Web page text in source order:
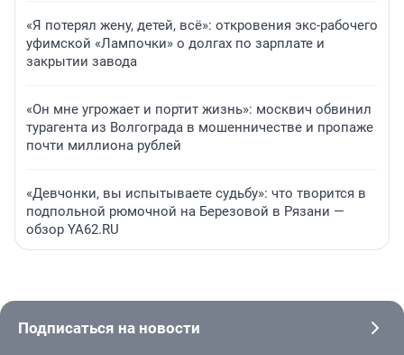
«Я потерял жену, детей, всё»: откровения экс-рабочего
уфимской «Лампочки» о долгах по зарплате и
закрытии завода
«Он мне угрожает и портит жизнь»: москвич обвинил
турагента из Волгограда в мошенничестве и пропаже
почти миллиона рублей
«Девчонки, вы испытываете судьбу»: что творится в
подпольной рюмочной на Березовой в Рязани —
обзор YA62.RU
Подписаться на новости